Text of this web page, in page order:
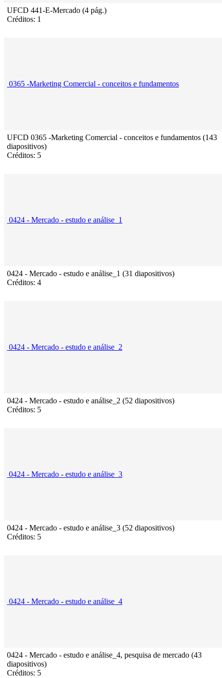
UFCD 441-E-Mercado (4 pág.)
Créditos: 1
0365 -Marketing Comercial - conceitos e fundamentos
UFCD 0365 -Marketing Comercial - conceitos e fundamentos (143
diapositivos)
Créditos: 5
0424 - Mercado - estudo e análise_1
0424 - Mercado - estudo e análise_1 (31 diapositivos)
Créditos: 4
0424 - Mercado - estudo e análise_2
0424 - Mercado - estudo e análise_2 (52 diapositivos)
Créditos: 5
0424 - Mercado - estudo e análise_3
0424 - Mercado - estudo e análise_3 (52 diapositivos)
Créditos: 5
0424 - Mercado - estudo e análise_4
0424 - Mercado - estudo e análise_4, pesquisa de mercado (43
diapositivos)
Créditos: 5